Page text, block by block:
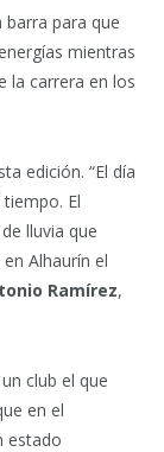
para que
mientras
la carrera en los
edición. “El día
El
lluvia que
Alhaurín el
Ramírez,
club el que
en el
estado